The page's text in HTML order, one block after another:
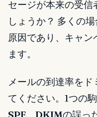
セージが本来の受
しょうか？ 多くの
原因であり、キャ
ます。
メールの到達率を
てください。1つの
SPF、 DKIMの誤っ